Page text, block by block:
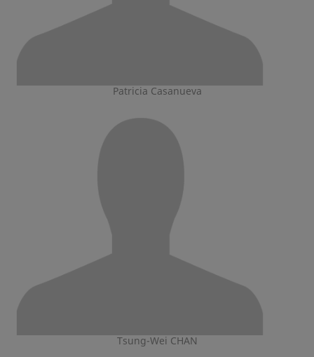
Patricia Casanueva
Tsung-Wei CHAN